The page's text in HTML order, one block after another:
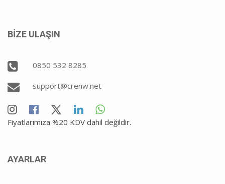
BİZE ULAŞIN
0850 532 8285
support@crenw.net
Fiyatlarımıza %20 KDV dahil değildir.
AYARLAR